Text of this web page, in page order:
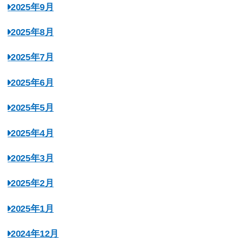
2025年9月
2025年8月
2025年7月
2025年6月
2025年5月
2025年4月
2025年3月
2025年2月
2025年1月
2024年12月